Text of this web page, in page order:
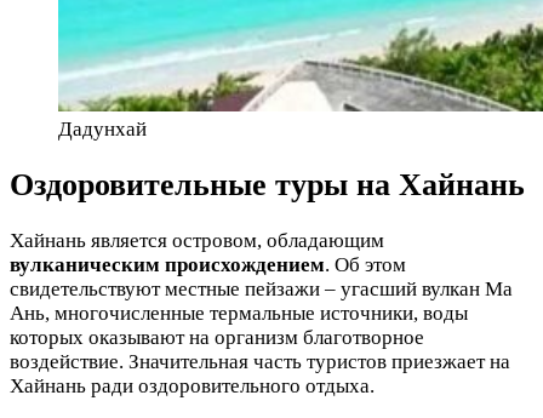
Дадунхай
Оздоровительные туры на Хайнань
Хайнань является островом, обладающим
вулканическим происхождением. Об этом
свидетельствуют местные пейзажи – угасший вулкан Ма
Ань, многочисленные термальные источники, воды
которых оказывают на организм благотворное
воздействие. Значительная часть туристов приезжает на
Хайнань ради оздоровительного отдыха.